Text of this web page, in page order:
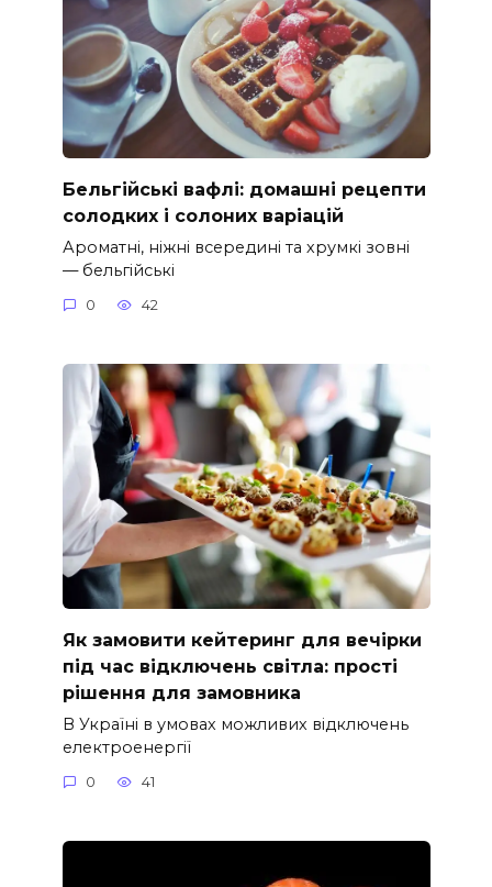
Бельгійські вафлі: домашні рецепти
солодких і солоних варіацій
Ароматні, ніжні всередині та хрумкі зовні
— бельгійські
0 42
Як замовити кейтеринг для вечірки
під час відключень світла: прості
рішення для замовника
В Україні в умовах можливих відключень
електроенергії
0 41